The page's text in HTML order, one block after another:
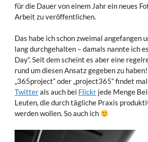
für die Dauer von einem Jahr ein neues
Arbeit zu veröffentlichen.
Das habe ich schon zweimal angefangen
lang durchgehalten – damals nannte ich
Day“. Seit dem scheint es aber eine
rund um diesen Ansatz gegeben zu
„365project“ oder „project365“ findet
Twitterals auch bei Flickr jede Menge
Leuten, die durch tägliche Praxis
werden wollen. So auch ich